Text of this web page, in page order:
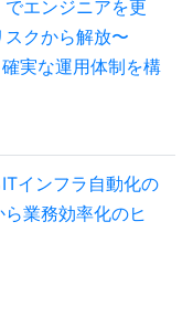
でエンジニアを更
クから解放〜
実な運用体制を構
インフラ自動化の
業務効率化のヒ